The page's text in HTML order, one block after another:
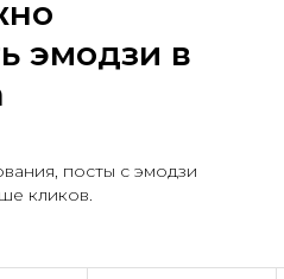
эмодзи в
посты с эмодзи
кликов.